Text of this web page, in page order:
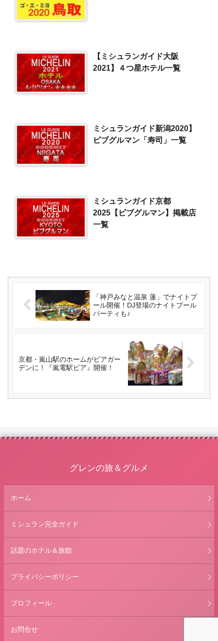
【ミシュランガイド大阪
2021】４つ星ホテル一覧
ミシュランガイド新潟2020】
ビブグルマン「寿司」一覧
ミシュランガイド京都
2025【ビブグルマン】掲載店
一覧
「神戸みなと温泉 蓮」でナイトプ
ール開催！DJ登場のナイトプール
パーティも♪
京都・嵐山駅のホームがビアガー
デンに！『嵐電駅ビア』開催！
グレンの旅＆グルメ
ホーム
ミシュラン完全ガイド
話題のホテル＆旅館
プライバシーポリシー
プロフィール
お問合せ